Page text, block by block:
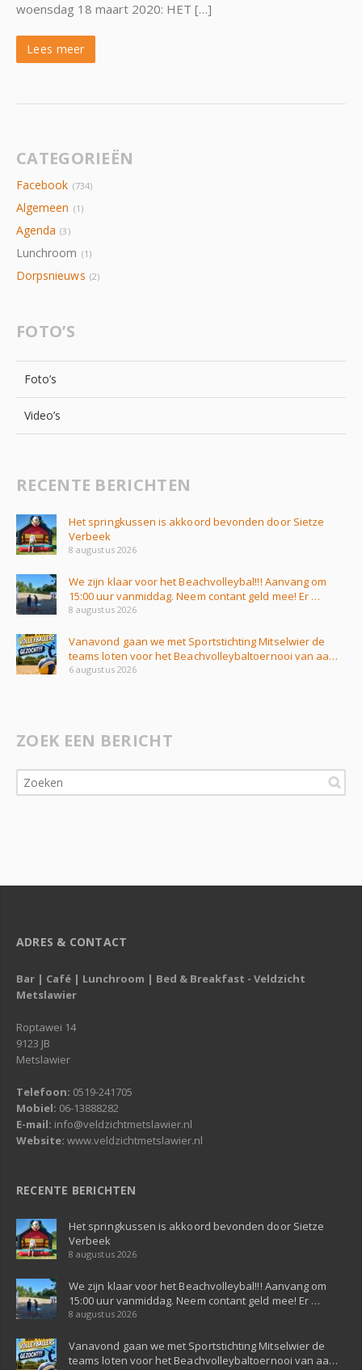
woensdag 18 maart 2020: HET […]
Lees meer
CATEGORIEËN
Facebook (734)
Algemeen (1)
Agenda (3)
Lunchroom (1)
Dorpsnieuws (2)
FOTO’S
Foto’s
Video’s
RECENTE BERICHTEN
Het springkussen is akkoord bevonden door Sietze
Verbeek
8 augustus 2026
We zijn klaar voor het Beachvolleybal!!! Aanvang om
15:00 uur vanmiddag. Neem contant geld mee! Er …
8 augustus 2026
Vanavond gaan we met Sportstichting Mitselwier de
teams loten voor het Beachvolleybaltoernooi van aa…
6 augustus 2026
ZOEK EEN BERICHT
ADRES & CONTACT
Bar | Café | Lunchroom | Bed & Breakfast - Veldzicht
Metslawier
Roptawei 14
9123 JB
Metslawier
Telefoon: 0519-241705
Mobiel: 06-13888282
E-mail: info@veldzichtmetslawier.nl
Website: www.veldzichtmetslawier.nl
RECENTE BERICHTEN
Het springkussen is akkoord bevonden door Sietze
Verbeek
8 augustus 2026
We zijn klaar voor het Beachvolleybal!!! Aanvang om
15:00 uur vanmiddag. Neem contant geld mee! Er …
8 augustus 2026
Vanavond gaan we met Sportstichting Mitselwier de
teams loten voor het Beachvolleybaltoernooi van aa…